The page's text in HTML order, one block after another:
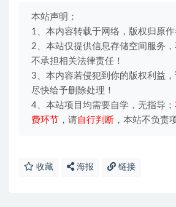
本站声明：
1、本内容转载于网络，版权归原作
2、本站仅提供信息存储空间服务，
不承担相关法律责任！
3、本内容若侵犯到你的版权利益
尽快给予删除处理！
4、本站项目均需要自学，无指导；
费环节 ，请自行判断 ，本站不负责
收藏 海报 链接